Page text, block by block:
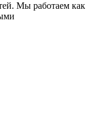
Мы работаем как